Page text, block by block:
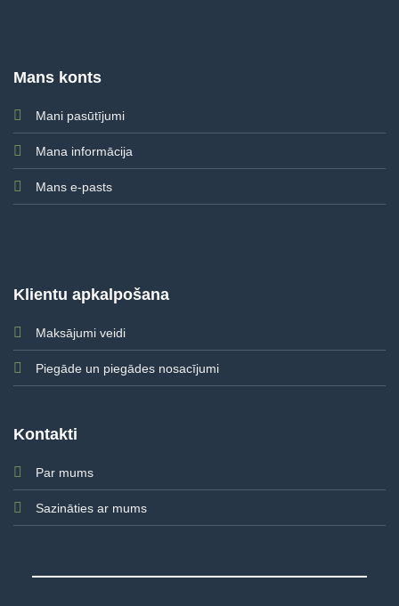
Mans konts
Mani pasūtījumi
Mana informācija
Mans e-pasts
Klientu apkalpošana
Maksājumi veidi
Piegāde un piegādes nosacījumi
Kontakti
Par mums
Sazināties ar mums